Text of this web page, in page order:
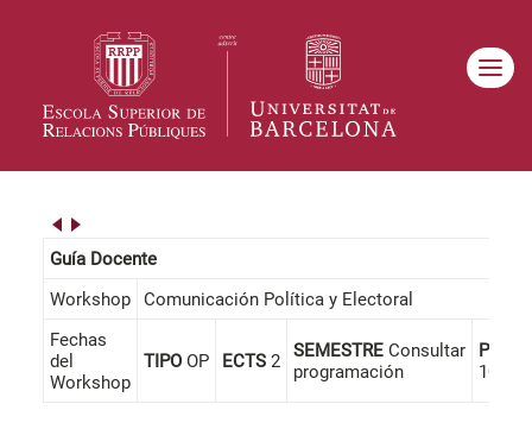
Guía Docente
Workshop
Comunicación Política y Electoral
Fechas
del
Workshop
TIPO OP ECTS 2 SEMESTRE Consultar
programación
100%